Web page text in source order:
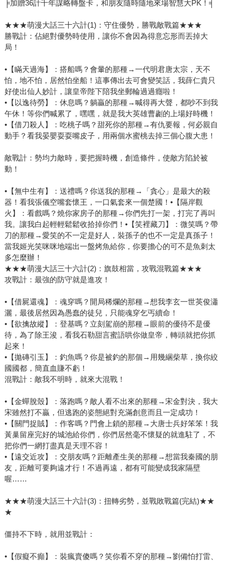
╞加贈36計千年謀略轉盤卡，和朋友隨時隨地來場智慧大PK！╡
★★★萌漫大話三十六計(1)：守住優勢，勝戰敵戰篇★★★
勝戰計：佔絕對優勢時使用，讓你不會因為得意忘形而丟掉大
局！
•【瞞天過海】：搭船嗎？會暈的那種→一代明君唐太宗，天不
怕，地不怕，居然怕坐船！這事傳出去可會變笑話，我薛仁貴只
好使出仙人妙計，讓皇帝陛下陪我坐郵輪過過癮啦！
•【以逸待勞】：休息嗎？躺贏的那種→喊得再大聲，都吵不到我
午休！等你們喊累了，嘿嘿，就是我大英雄曹劌的上場好時機！
•【借刀殺人】：吃桃子嗎？甜死你的那種→有仇要報，何必親自
動手？看我晏嬰耍耍嘴皮子，用兩個水蜜桃去掉三個心腹大患！
敵戰計：勢均力敵時，要把握時機，創造條件，使敵方陷於被
動！
•【無中生有】：送禮嗎？你送我的那種→「貪心」是最大的殺
器！看我張儀空嘴套懷王，一口氣套來一個楚國！•【隔岸觀
火】：看戲嗎？燒你家房子的那種→你們先打一架，打完了再叫
我。讓我白起輕輕鬆鬆收拾掉你們！•【笑裡藏刀】：微笑嗎？帶
刀的那種→愛笑的不一定是好人，裝孫子的也不一定是真孫子！
當我姬光笑咪咪地端出一盤烤魚給你，你要擔心的可不是魚刺太
多怎麼辦！
★★★萌漫大話三十六計(2)：旗鼓相當，攻戰混戰篇★★★
攻戰計：最強的防守就是進攻！
•【借屍還魂】：魂穿嗎？開局稀爛的那種→想我李玄一世英俊瀟
灑，最後居然因為愚蠢的徒兒，只能魂穿乞丐續命！
•【欲擒故縱】：登基嗎？立刻駕崩的那種→眼前的優待不是優
待，為了除王浚，看我石勒甜言蜜語哄你做皇帝，轉頭就把你抓
起來！
•【拋磚引玉】：釣魚嗎？你是被釣的那個→用幾綑柴草，換你絞
國國都，簡直血賺不虧！
混戰計：敵我不明時，就來大混戰！
•【金蟬脫殼】：落跑嗎？敵人看不出來的那種→宋金對決，我大
宋雖然打不贏，但逃跑的姿態絕對充滿創意而且一定成功！
•【關門捉賊】：作客嗎？門會上鎖的那種→大唐士兵好笨笨！我
黃巢留座完好的城池給你們，你們居然毫不懷疑的就進駐了，不
把你們一網打盡真是天理不容！
•【遠交近攻】：交朋友嗎？距離產生美的那種→想當我秦國的朋
友，距離可要夠遠才行！不過再遠，都有可能變成我家隔壁
喔……
★★★萌漫大話三十六計(3)：扭轉劣勢，並戰敗戰篇(完結)★★
★
僵持不下時，就用並戰計：
•【假癡不癲】：裝瘋賣傻嗎？笑你看不穿的那種→劉備怕打雷、